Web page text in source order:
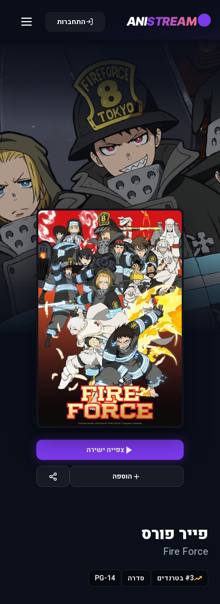
ANISTREAM התחברות
צפייה ישירה
הוספה
פייר פורס
Fire Force
#3 בטרנדים סדרה PG-14